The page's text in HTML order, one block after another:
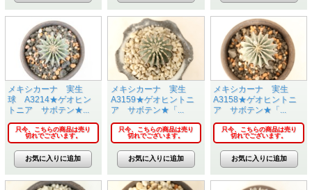
メキシカーナ 実生
球 A3214★ゲオヒン
トニア サボテン★...
只今、こちらの商品は売り
切れでございます。
メキシカーナ 実生
A3159★ゲオヒントニ
ア サボテン★「...
只今、こちらの商品は売り
切れでございます。
メキシカーナ 実生
A3158★ゲオヒントニ
ア サボテン★「...
只今、こちらの商品は売り
切れでございます。